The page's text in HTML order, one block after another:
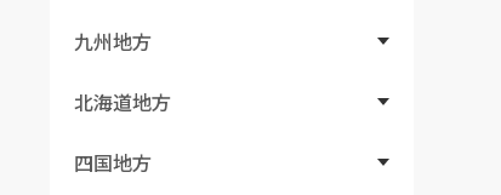
九州地方
北海道地方
四国地方